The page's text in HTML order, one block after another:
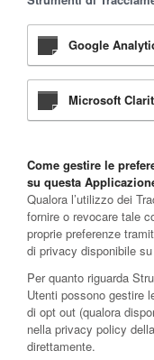
Google
Microsoft
Come gestire le
su questa
Qualora l’utilizzo dei
fornire o revocare tale
proprie preferenze
di privacy disponibile
Per quanto riguarda
Utenti possono gestire
di opt out (qualora
nella privacy policy
direttamente.